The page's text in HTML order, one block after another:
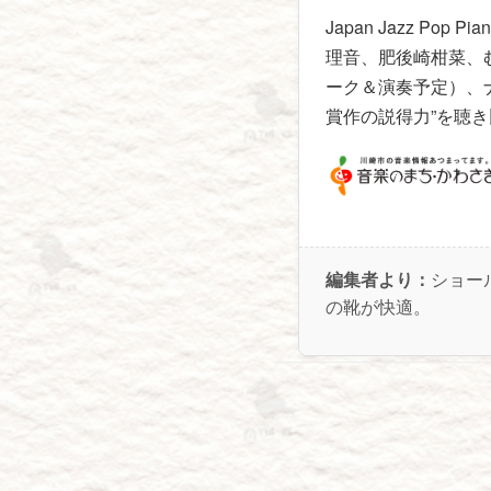
Japan Jazz Pop
理音、肥後崎柑菜
ーク＆演奏予定）、
賞作の説得力”を聴
編集者より： ショー
の靴が快適。